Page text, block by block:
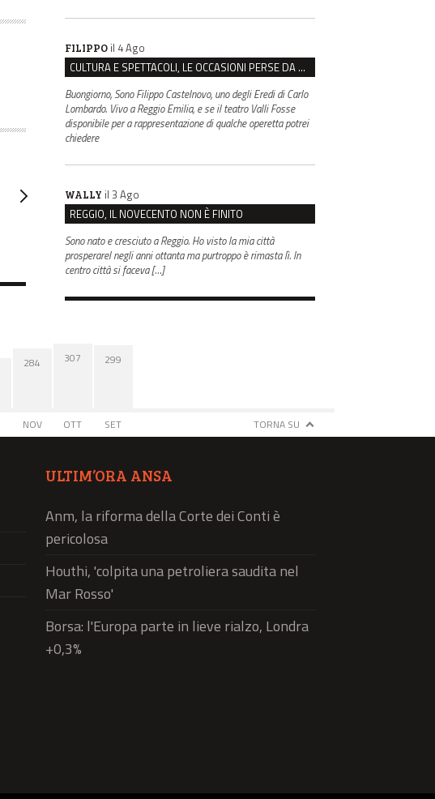
FILIPPO il 4 Ago
CULTURA E SPETTACOLI, LE OCCASIONI PERSE DA REGGIO
Buongiorno, Sono Filippo Castelnovo, uno degli Eredi di Carlo
Lombardo. Vivo a Reggio Emilia, e se il teatro Valli Fosse
disponibile per a rappresentazione di qualche operetta potrei
chiedere
WALLY il 3 Ago
REGGIO, IL NOVECENTO NON È FINITO
Sono nato e cresciuto a Reggio. Ho visto la mia città
prosperarel negli anni ottanta ma purtroppo è rimasta lì. In
centro città si faceva […]
284
NOV
307
OTT
299
SET TORNA SU
ULTIM’ORA ANSA
Anm, la riforma della Corte dei Conti è
pericolosa
Houthi, 'colpita una petroliera saudita nel
Mar Rosso'
Borsa: l'Europa parte in lieve rialzo, Londra
+0,3%